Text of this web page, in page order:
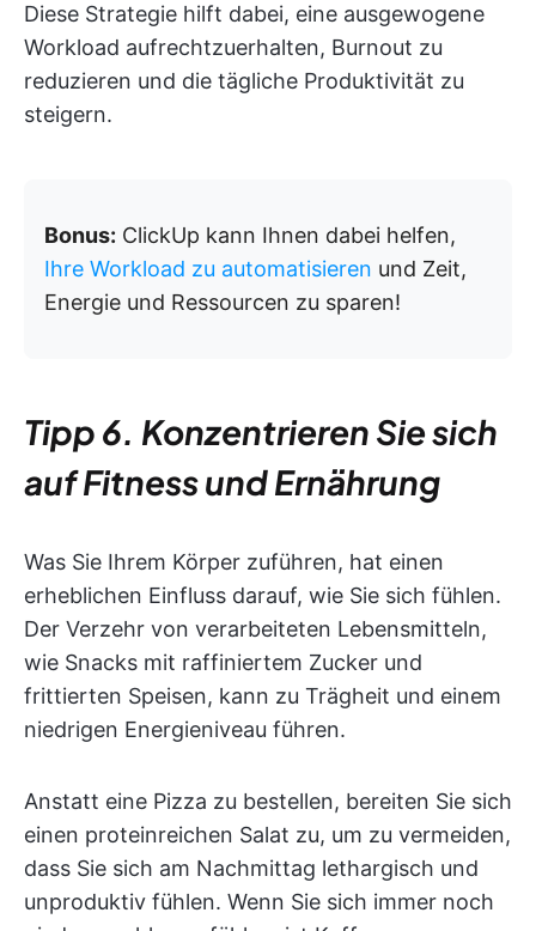
Diese Strategie hilft dabei, eine ausgewogene
Workload aufrechtzuerhalten, Burnout zu
reduzieren und die tägliche Produktivität zu
steigern.
Bonus: ClickUp kann Ihnen dabei helfen,
Ihre Workload zu automatisieren und Zeit,
Energie und Ressourcen zu sparen!
Tipp 6. Konzentrieren Sie sich
auf Fitness und Ernährung
Was Sie Ihrem Körper zuführen, hat einen
erheblichen Einfluss darauf, wie Sie sich fühlen.
Der Verzehr von verarbeiteten Lebensmitteln,
wie Snacks mit raffiniertem Zucker und
frittierten Speisen, kann zu Trägheit und einem
niedrigen Energieniveau führen.
Anstatt eine Pizza zu bestellen, bereiten Sie sich
einen proteinreichen Salat zu, um zu vermeiden,
dass Sie sich am Nachmittag lethargisch und
unproduktiv fühlen. Wenn Sie sich immer noch